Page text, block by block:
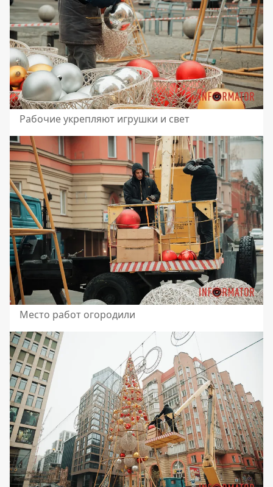
Рабочие укрепляют игрушки и свет
Место работ огородили